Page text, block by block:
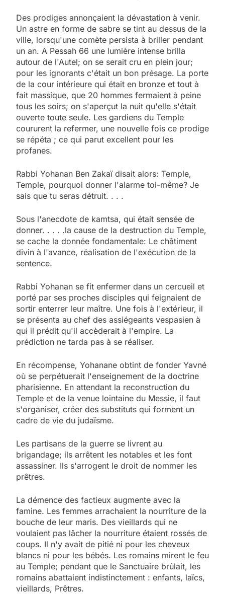
Des prodiges annonçaient la dévastation à venir.
Un astre en forme de sabre se tint au dessus de la
ville, lorsqu'une comète persista à briller pendant
un an. A Pessah 66 une lumière intense brilla
autour de l'Autel; on se serait cru en plein jour;
pour les ignorants c'était un bon présage. La porte
de la cour intérieure qui était en bronze et tout à
fait massique, que 20 hommes fermaient à peine
tous les soirs; on s'aperçut la nuit qu'elle s'était
ouverte toute seule. Les gardiens du Temple
coururent la refermer, une nouvelle fois ce prodige
se répéta ; ce qui parut excellent pour les
profanes.
Rabbi Yohanan Ben Zakaï disait alors: Temple,
Temple, pourquoi donner l'alarme toi-même? Je
sais que tu seras détruit. . . .
Sous l'anecdote de kamtsa, qui était sensée de
donner. . . . .la cause de la destruction du Temple,
se cache la donnée fondamentale: Le châtiment
divin à l'avance, réalisation de l'exécution de la
sentence.
Rabbi Yohanan se fit enfermer dans un cercueil et
porté par ses proches disciples qui feignaient de
sortir enterrer leur maître. Une fois à l'extérieur, il
se présenta au chef des assiégeants vespasien à
qui il prédit qu'il accèderait à l'empire. La
prédiction ne tarda pas à se réaliser.
En récompense, Yohanane obtint de fonder Yavné
où se perpétuerait l'enseignement de la doctrine
pharisienne. En attendant la reconstruction du
Temple et de la venue lointaine du Messie, il faut
s'organiser, créer des substituts qui forment un
cadre de vie du judaïsme.
Les partisans de la guerre se livrent au
brigandage; ils arrêtent les notables et les font
assassiner. Ils s'arrogent le droit de nommer les
prêtres.
La démence des factieux augmente avec la
famine. Les femmes arrachaient la nourriture de la
bouche de leur maris. Des vieillards qui ne
voulaient pas lâcher la nourriture étaient rossés de
coups. Il n'y avait de pitié ni pour les cheveux
blancs ni pour les bébés. Les romains mirent le feu
au Temple; pendant que le Sanctuaire brûlait, les
romains abattaient indistinctement : enfants, laïcs,
vieillards, Prêtres.